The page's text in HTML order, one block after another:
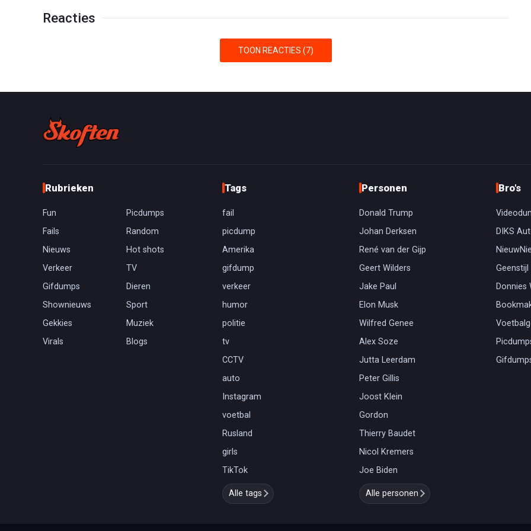
Reacties
TOON REACTIES (7)
Rubrieken
Fun
Picdumps
Fails
Random
Nieuws
Hot shots
Verkeer
TV
Gifdumps
Dieren
Shownieuws
Sport
Gekkies
Muziek
Virals
Blogs
Tags
fail
picdump
Amerika
gifdump
verkeer
humor
politie
tv
CCTV
auto
Instagram
voetbal
Rusland
girls
TikTok
Alle tags
Personen
Donald Trump
Johan Derksen
René van der Gijp
Geert Wilders
Jake Paul
Elon Musk
Wilfred Genee
Alex Soze
Jutta Leerdam
Peter Gillis
Joost Klein
Gordon
Thierry Baudet
Nicol Kremers
Joe Biden
Alle personen
Bro's
DIKS
Geenstijl
Donnies